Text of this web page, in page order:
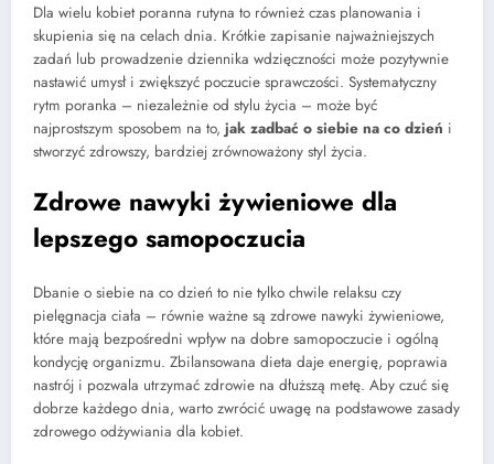
Dla wielu kobiet poranna rutyna to również czas planowania i
skupienia się na celach dnia. Krótkie zapisanie najważniejszych
zadań lub prowadzenie dziennika wdzięczności może pozytywnie
nastawić umysł i zwiększyć poczucie sprawczości. Systematyczny
rytm poranka – niezależnie od stylu życia – może być
najprostszym sposobem na to, jak zadbać o siebie na co dzień i
stworzyć zdrowszy, bardziej zrównoważony styl życia.
Zdrowe nawyki żywieniowe dla
lepszego samopoczucia
Dbanie o siebie na co dzień to nie tylko chwile relaksu czy
pielęgnacja ciała – równie ważne są zdrowe nawyki żywieniowe,
które mają bezpośredni wpływ na dobre samopoczucie i ogólną
kondycję organizmu. Zbilansowana dieta daje energię, poprawia
nastrój i pozwala utrzymać zdrowie na dłuższą metę. Aby czuć się
dobrze każdego dnia, warto zwrócić uwagę na podstawowe zasady
zdrowego odżywiania dla kobiet.